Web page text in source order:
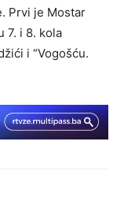
Prvi je Mostar
7. i 8. kola
i “Vogošću.